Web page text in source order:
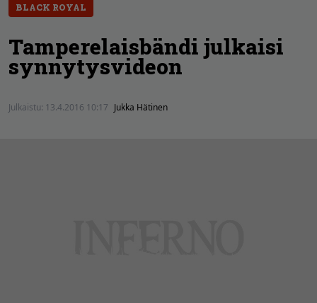
BLACK ROYAL
Tamperelaisbändi julkaisi
synnytysvideon
Julkaistu: 13.4.2016 10:17 Jukka Hätinen